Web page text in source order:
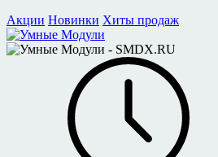
Акции Новинки Хиты продаж